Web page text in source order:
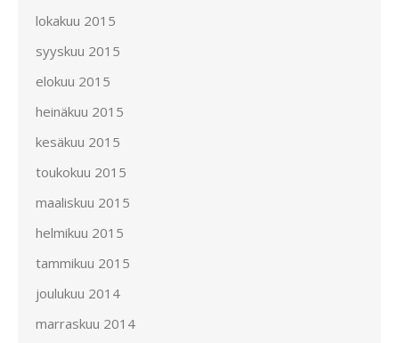
lokakuu 2015
syyskuu 2015
elokuu 2015
heinäkuu 2015
kesäkuu 2015
toukokuu 2015
maaliskuu 2015
helmikuu 2015
tammikuu 2015
joulukuu 2014
marraskuu 2014